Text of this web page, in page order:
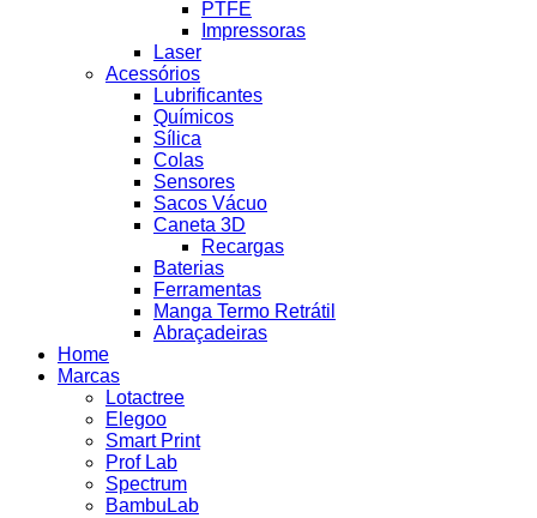
PTFE
Impressoras
Laser
Acessórios
Lubrificantes
Químicos
Sílica
Colas
Sensores
Sacos Vácuo
Caneta 3D
Recargas
Baterias
Ferramentas
Manga Termo Retrátil
Abraçadeiras
Home
Marcas
Lotactree
Elegoo
Smart Print
Prof Lab
Spectrum
BambuLab